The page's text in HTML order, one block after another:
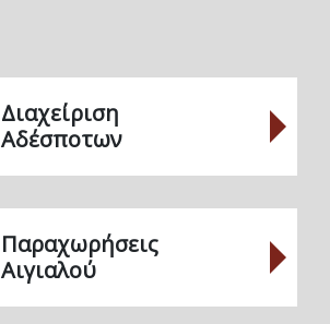
Διαχείριση
Αδέσποτων
Παραχωρήσεις
Αιγιαλού